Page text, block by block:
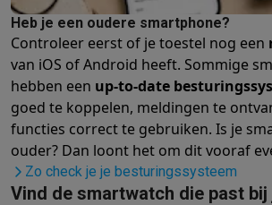
Smart home & devices
SmartwatchesSmartwatchesActivity
Elektrische steps Dashcams
Veiligheid & bescherming
Contactloos betalen
Betaalterminals
Omgeving & comfort
Verlichting Plug &
EntertainmentSmart TVSmart speakers
KeukenSlimme koelkastenSlimme
Huishouden & gezondheid Slimme
Heb je een oudere smartphone?
Controleer eerst of je toestel nog een
van iOS of Android heeft. Sommige
hebben een up-to-date
goed te koppelen, meldingen te
functies correct te gebruiken. Is je
ouder? Dan loont het om dit vooraf
Zo check je je besturingssysteem
Vind de smartwatch die past